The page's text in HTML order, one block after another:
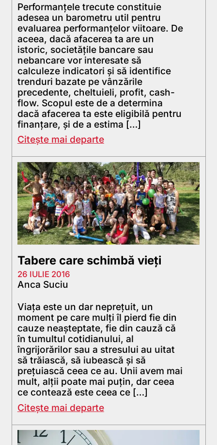
Performanţele trecute constituie
adesea un barometru util pentru
evaluarea performanţelor viitoare. De
aceea, dacă afacerea ta are un
istoric, societăţile bancare sau
nebancare vor interesate să
calculeze indicatori și să identifice
trenduri bazate pe vânzările
precedente, cheltuieli, profit, cash-
flow. Scopul este de a determina
dacă afacerea ta este eligibilă pentru
finanţare, și de a estima […]
Citește mai departe
Tabere care schimbă vieți
26 IULIE 2016
Anca Suciu
Viaţa este un dar nepreţuit, un
moment pe care mulţi îl pierd fie din
cauze neaşteptate, fie din cauză că
în tumultul cotidianului, al
îngrijorărilor sau a stresului au uitat
să trăiască, să iubească şi să
preţuiască ceea ce au. Unii avem mai
mult, alţii poate mai puţin, dar ceea
ce contează este ceea ce […]
Citește mai departe